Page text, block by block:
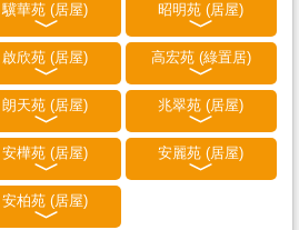
驥華苑 (居屋) 昭明苑 (居屋)
啟欣苑 (居屋) 高宏苑 (綠置居)
朗天苑 (居屋) 兆翠苑 (居屋)
安樺苑 (居屋) 安麗苑 (居屋)
安柏苑 (居屋)